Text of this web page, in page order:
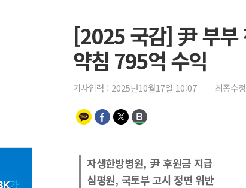
[2025 국감] 尹 부부
약침 795억 수익
기사입력 : 2025년10월17일 10:07 최종수
자생한방병원, 尹 후원금 지급
심평원, 국토부 고시 정면 위반